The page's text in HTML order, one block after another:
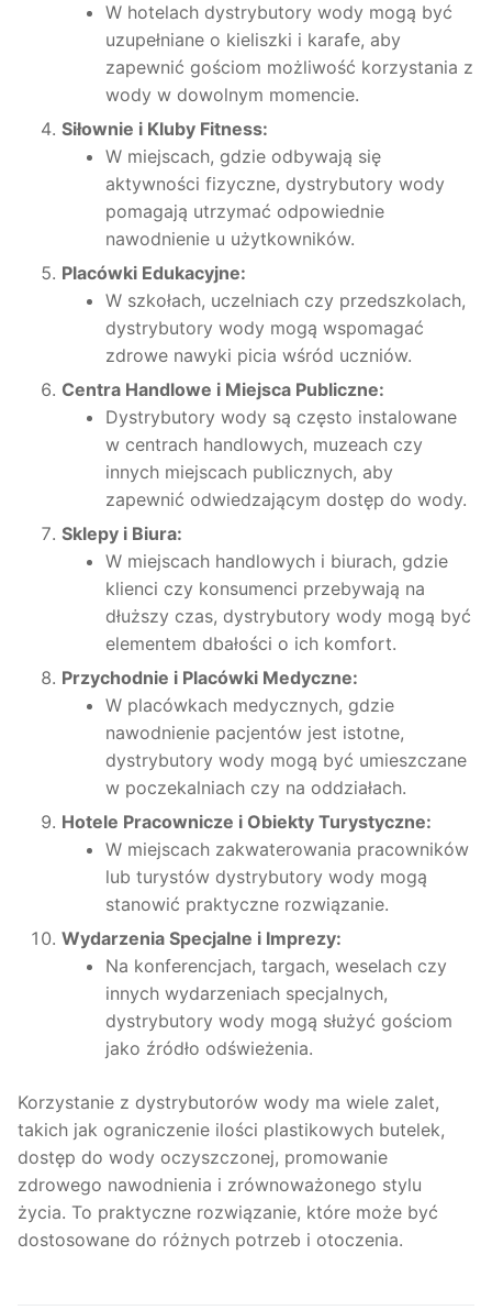
W hotelach dystrybutory wody mogą być
uzupełniane o kieliszki i karafe, aby
zapewnić gościom możliwość korzystania z
wody w dowolnym momencie.
Siłownie i Kluby Fitness:
W miejscach, gdzie odbywają się
aktywności fizyczne, dystrybutory wody
pomagają utrzymać odpowiednie
nawodnienie u użytkowników.
Placówki Edukacyjne:
W szkołach, uczelniach czy przedszkolach,
dystrybutory wody mogą wspomagać
zdrowe nawyki picia wśród uczniów.
Centra Handlowe i Miejsca Publiczne:
Dystrybutory wody są często instalowane
w centrach handlowych, muzeach czy
innych miejscach publicznych, aby
zapewnić odwiedzającym dostęp do wody.
Sklepy i Biura:
W miejscach handlowych i biurach, gdzie
klienci czy konsumenci przebywają na
dłuższy czas, dystrybutory wody mogą być
elementem dbałości o ich komfort.
Przychodnie i Placówki Medyczne:
W placówkach medycznych, gdzie
nawodnienie pacjentów jest istotne,
dystrybutory wody mogą być umieszczane
w poczekalniach czy na oddziałach.
Hotele Pracownicze i Obiekty Turystyczne:
W miejscach zakwaterowania pracowników
lub turystów dystrybutory wody mogą
stanowić praktyczne rozwiązanie.
Wydarzenia Specjalne i Imprezy:
Na konferencjach, targach, weselach czy
innych wydarzeniach specjalnych,
dystrybutory wody mogą służyć gościom
jako źródło odświeżenia.
Korzystanie z dystrybutorów wody ma wiele zalet,
takich jak ograniczenie ilości plastikowych butelek,
dostęp do wody oczyszczonej, promowanie
zdrowego nawodnienia i zrównoważonego stylu
życia. To praktyczne rozwiązanie, które może być
dostosowane do różnych potrzeb i otoczenia.